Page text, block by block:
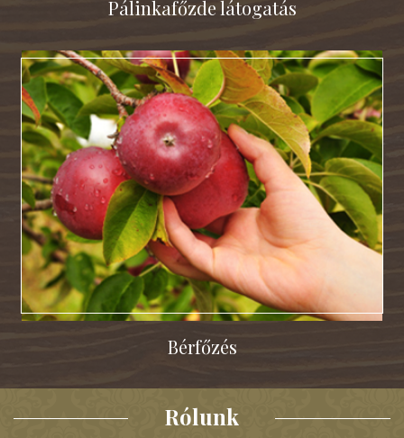
Pálinkafőzde látogatás
Bérfőzés
Rólunk
Rólunk